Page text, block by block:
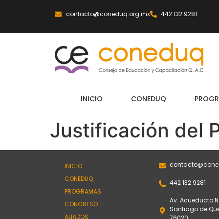
contacto@coneduq.org.mx 442 132 9281
INICIO CONEDUQ
Justificación del
INICIO
CONEDUQ
PROGRAMAS
CONGRESO
ALIADOS
442 132 9281
Av. Acueducto
Santiago de